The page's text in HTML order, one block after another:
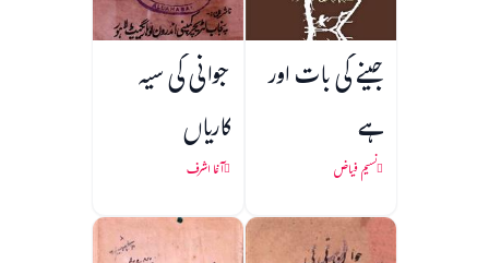
جینے کی بات اور
ہے
نسیم فیاض
جوانی کی سیہ
کاریاں
آغا اشرف